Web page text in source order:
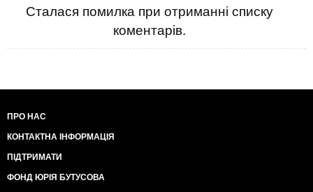
Сталася помилка при отриманні списку
коментарів.
ПРО НАС
КОНТАКТНА ІНФОРМАЦІЯ
ПІДТРИМАТИ
ФОНД ЮРІЯ БУТУСОВА